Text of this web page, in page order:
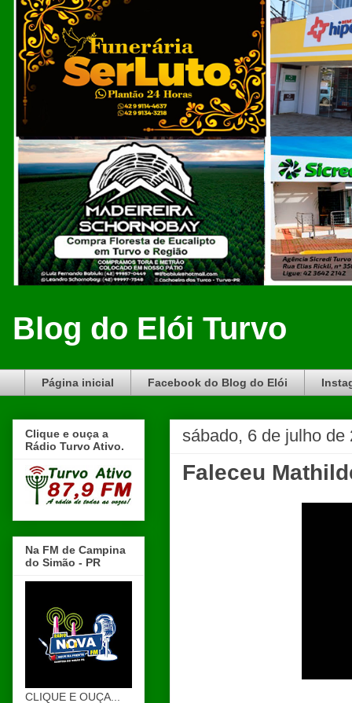
Blog do Elói Turvo
Página inicial Facebook do Blog do Elói
sábado, 6 de julho de
Faleceu
Clique e ouça a
Rádio Turvo Ativo.
Na FM de Campina
do Simão - PR
CLIQUE E OUÇA...